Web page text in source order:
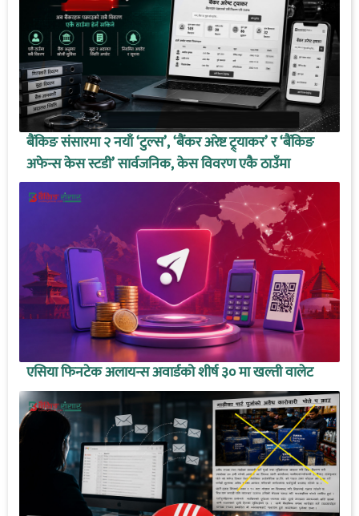
बैंकिङ संसारमा २ नयाँ ‘टुल्स’, ‘बैंकर अरेष्ट ट्र्याकर’ र ‘बैंकिङ
अफेन्स केस स्टडी’ सार्वजनिक, केस विवरण एकै ठाउँमा
एसिया फिनटेक अलायन्स अवार्डको शीर्ष ३० मा खल्ती वालेट